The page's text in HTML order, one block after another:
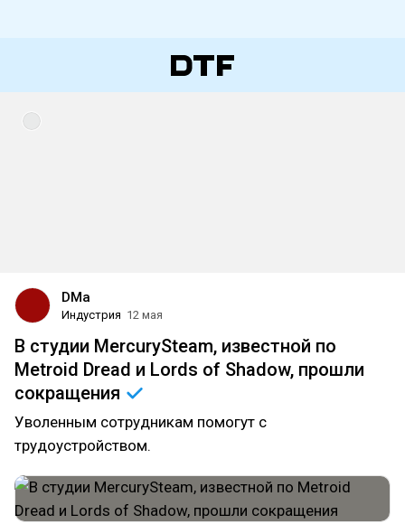
DMa
Индустрия 12 мая
В студии MercurySteam, известной по
Metroid Dread и Lords of Shadow, прошли
сокращения
Уволенным сотрудникам помогут с
трудоустройством.